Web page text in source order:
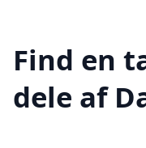
Find en
dele af